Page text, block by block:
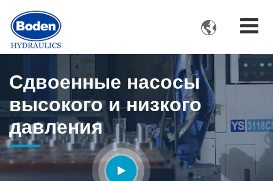

Сдвоенные насосы
высокого и низкого
давления